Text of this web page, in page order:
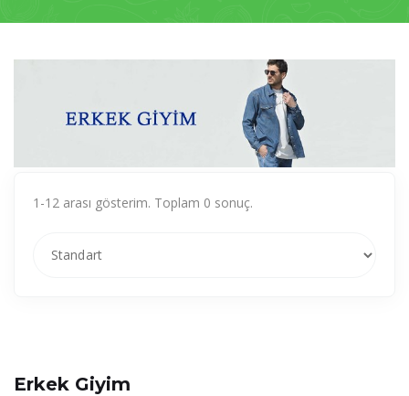
1-12 arası gösterim. Toplam 0 sonuç.
Erkek Giyim